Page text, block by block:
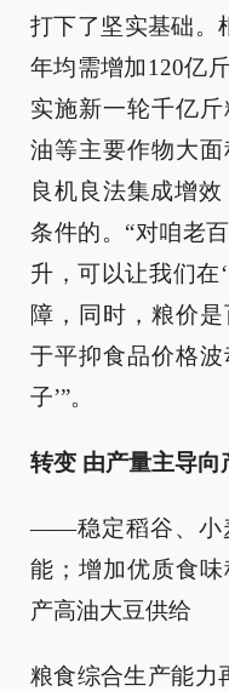
打下了坚实基础。
年均需增加120亿
实施新一轮千亿
油等主要作物大
良机良法集成增
条件的。“对咱老
升，可以让我们在
障，同时，粮价
于平抑食品价格波
子’”。
转变 由产量主导向
——稳定稻谷、小
能；增加优质食
产高油大豆供给
粮食综合生产能力